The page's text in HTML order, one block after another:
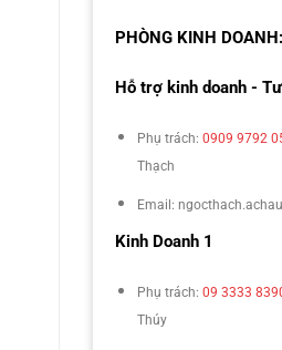
PHÒNG KINH DOANH:
Hỗ trợ kinh doanh -
Phụ trách: 0909 9792
Thạch
Email:
Kinh Doanh 1
Phụ trách: 09 3333
Thúy